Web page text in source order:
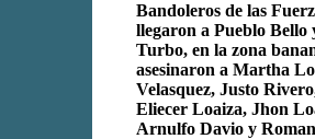
Bandoleros de las
llegaron a Pueblo Bello
Turbo, en la zona
asesinaron a Martha
Velasquez, Justo
Eliecer Loaiza, Jhon
Arnulfo Davio y